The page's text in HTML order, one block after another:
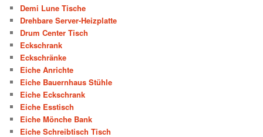
Demi Lune Tische
Drehbare Server-Heizplatte
Drum Center Tisch
Eckschrank
Eckschränke
Eiche Anrichte
Eiche Bauernhaus Stühle
Eiche Eckschrank
Eiche Esstisch
Eiche Mönche Bank
Eiche Schreibtisch Tisch